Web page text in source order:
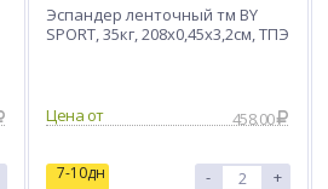
Эспандер ленточный тм BY
SPORT, 35кг, 208х0,45х3,2см, ТПЭ
Цена от 458.00
7-10дн - +